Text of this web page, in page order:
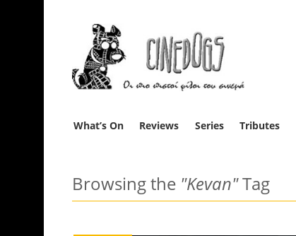
What’s On Reviews Series Tributes
Browsing the "Kevan"Tag